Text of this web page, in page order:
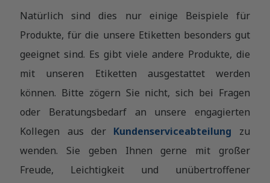
Natürlich sind dies nur einige Beispiele für
Produkte, für die unsere Etiketten besonders gut
geeignet sind. Es gibt viele andere Produkte, die
mit unseren Etiketten ausgestattet werden
können. Bitte zögern Sie nicht, sich bei Fragen
oder Beratungsbedarf an unsere engagierten
Kollegen aus der Kundenserviceabteilung zu
wenden. Sie geben Ihnen gerne mit großer
Freude, Leichtigkeit und unübertroffener